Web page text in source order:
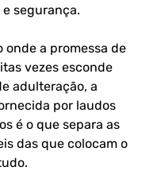
segurança.
onde a promessa de
vezes esconde
adulteração, a
por laudos
é o que separa as
das que colocam o